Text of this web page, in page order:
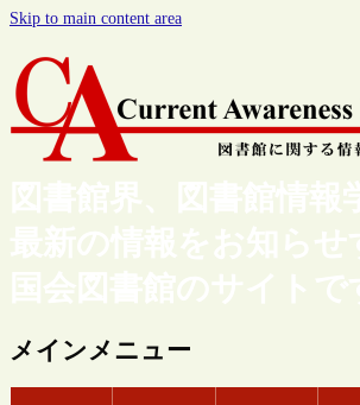
Skip to main content area
図書館界、図書館情報
最新の情報をお知らせ
国会図書館のサイトで
メインメニュー